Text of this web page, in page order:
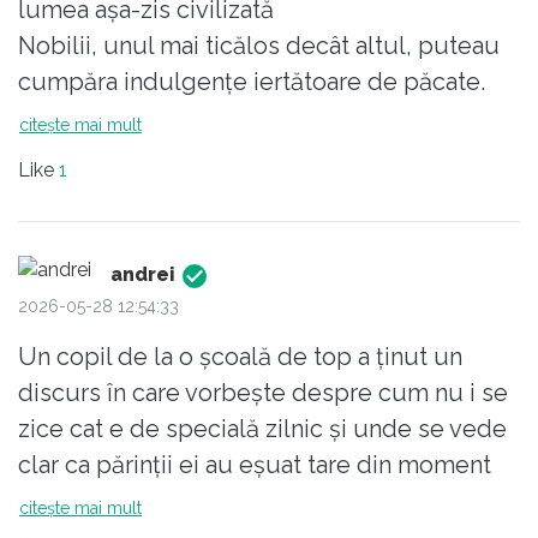
din Romania, e vremea sa schimbam ceva.
Aud tot timpul de greve ale celor din
invatamant, dar majoritatea sunt pentru
mariri salariale, nu pentru schimbarea
sistemului. Oare ne trebuie un alt
lumea așa-zis civilizată
Nobilii, unul mai ticălos decât altul, puteau
cumpăra indulgențe iertătoare de păcate.
Erau servite generos, dar contra-cost, de
Fără mustrări de conștiință nici atunci și nici
acum pentru cei care administrau păcatele
sau pentru profii cu meditații..
duiumul.
citește mai mult
Like 1
andrei
2026-05-28 12:54:33
Un copil de la o școală de top a ținut un
discurs în care vorbește despre cum nu i se
zice cat e de specială zilnic și unde se vede
clar ca părinții ei au eșuat tare din moment
ce nu știe cum să folosească un telefon.
citește mai mult